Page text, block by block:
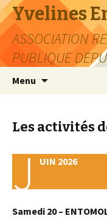
Yvelines
ASSOCIATION
PUBLIQUE
Menu
Les activités
J UIN 2026
Samedi 20 –